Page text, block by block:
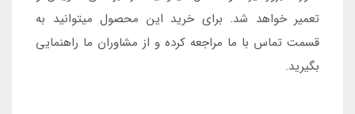
تعمیر خواهد شد. برای خرید این محصول میتوانید به
قسمت تماس با ما مراجعه کرده و از مشاوران ما راهنمایی
بگیرید.